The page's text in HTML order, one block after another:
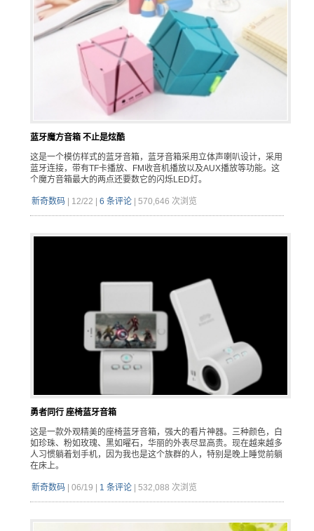
蓝牙魔方音箱 不止是炫酷
这是一个模仿样式的蓝牙音箱，蓝牙音箱采用立体声喇叭设计，采用
蓝牙连接，带有TF卡播放、FM收音机播放以及AUX播放等功能。这
个魔方音箱最大的两点还要数它的闪烁LED灯。
新奇数码| 12/22 6 条评论| 570,646 次浏览
勇者同行 座椅蓝牙音箱
这是一款外观精美的座椅蓝牙音箱，强大的看片神器。三种颜色，白
如珍珠、粉如玫瑰、黑如曜石，华丽的外表尽显高贵。现在越来越多
人习惯躺着划手机，因为我也是这个族群的人，特别是晚上睡觉前躺
在床上。
新奇数码| 06/19 | 1 条评论| 532,088 次浏览